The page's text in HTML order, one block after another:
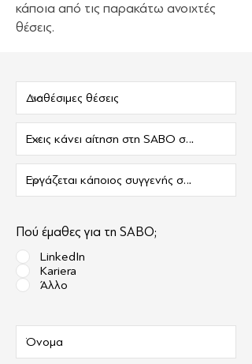
κάποια από τις παρακάτω ανοιχτές
θέσεις.
Πού έμαθες για τη SABO;
LinkedIn
Kariera
Άλλο